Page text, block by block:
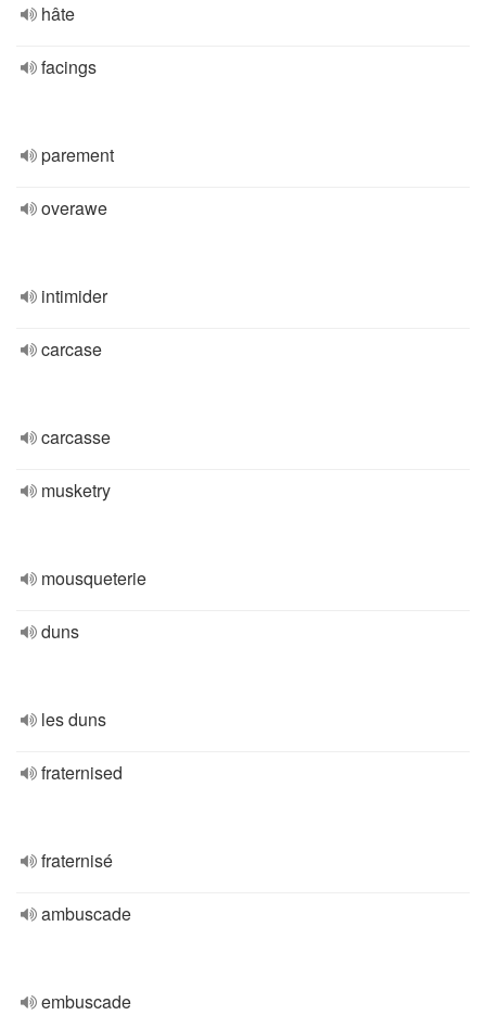
hâte
facings
parement
overawe
intimider
carcase
carcasse
musketry
mousqueterie
duns
les duns
fraternised
fraternisé
ambuscade
embuscade